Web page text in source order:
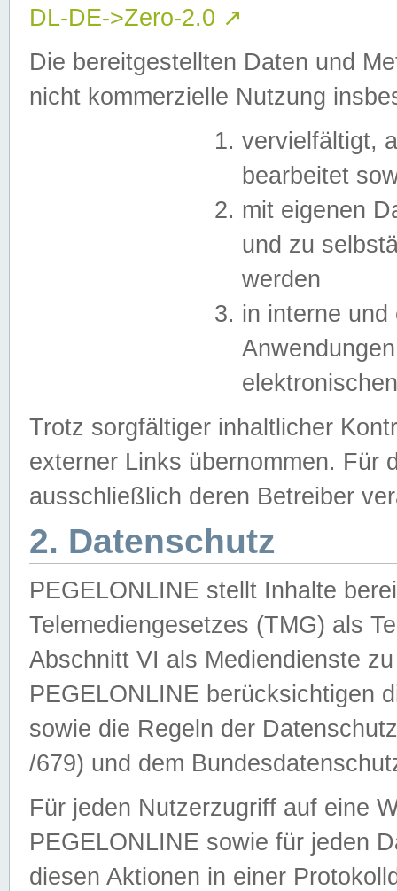
DL-DE->Zero-2.0 ↗
Die bereitgestellten Daten und
nicht kommerzielle Nutzung
vervielfältigt,
bearbeitet
mit eigenen
und zu
werden
in interne
Trotz sorgfältiger inhaltlicher
externer Links übernommen. Für
ausschließlich deren Betreiber
2. Datenschutz
PEGELONLINE stellt Inhalte
Telemediengesetzes (TMG) als
Abschnitt VI als Mediendienste
PEGELONLINE berücksichtigen
sowie die Regeln der
/679) und dem
Für jeden Nutzerzugriff auf eine
PEGELONLINE sowie für jeden
diesen Aktionen in einer